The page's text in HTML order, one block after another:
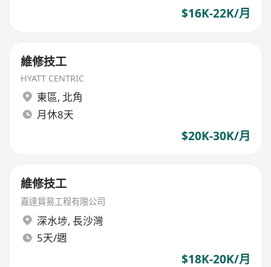
$16K-22K/月
維修技工
HYATT CENTRIC
東區, 北角
月休8天
$20K-30K/月
維修技工
嘉達貿易工程有限公司
深水埗, 長沙灣
5天/週
$18K-20K/月